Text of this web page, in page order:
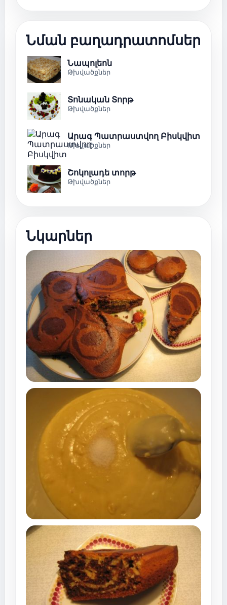
Նման բաղադրատոմսեր
Նապոլեոն
Թխվածքներ
Տոնական Տորթ
Թխվածքներ
Արագ Պատրաստվող Բիսկվիտ
Թխվածքներ
Շոկոլադե տորթ
Թխվածքներ
Նկարներ